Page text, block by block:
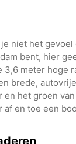
niet het
bent, hier
3,6 meter hoge
brede,
en het groen
af en toe een